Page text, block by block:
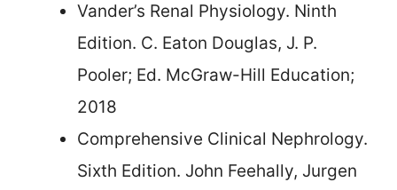
Vander’s Renal Physiology. Ninth
Edition. C. Eaton Douglas, J. P.
Pooler; Ed. McGraw-Hill Education;
2018
Comprehensive Clinical Nephrology.
Sixth Edition. John Feehally, Jurgen